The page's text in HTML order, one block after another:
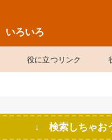
いろいろ
役に立つリンク
↓ 検索しちゃお